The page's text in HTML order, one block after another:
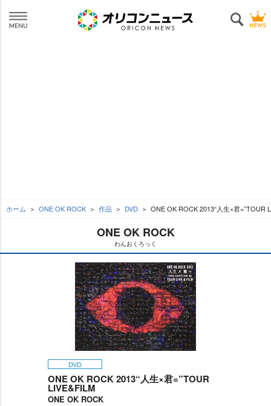
ホーム ONE OK ROCK 作品 DVD ONE OK ROCK 2013“人生×君=”TOUR
ONE OK ROCK
わんおくろっく
DVD
ONE OK ROCK 2013“人生×君=”TOUR
LIVE&FILM
ONE OK ROCK